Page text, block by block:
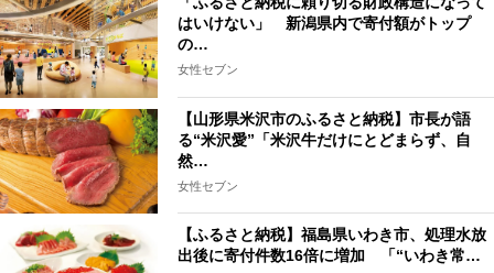
はいけない」 新潟県内で寄付額がトップ
の…
女性セブン
【山形県米沢市のふるさと納税】市長が語
る“米沢愛”「米沢牛だけにとどまらず、自
然…
女性セブン
【ふるさと納税】福島県いわき市、処理水放
出後に寄付件数16倍に増加 「“いわき常…